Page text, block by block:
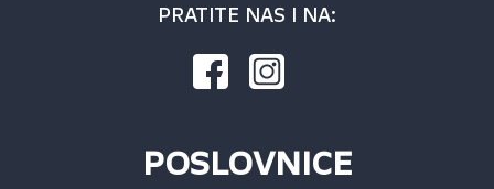
PRATITE NAS I NA:
POSLOVNICE